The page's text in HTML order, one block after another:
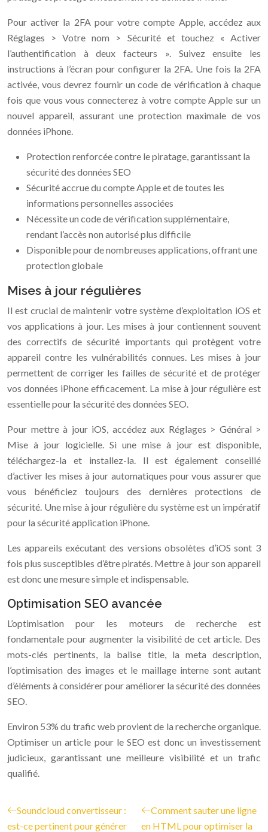
Pour activer la 2FA pour votre compte Apple, accédez aux
Réglages > Votre nom > Sécurité et touchez « Activer
l’authentification à deux facteurs ». Suivez ensuite les
instructions à l’écran pour configurer la 2FA. Une fois la 2FA
activée, vous devrez fournir un code de vérification à chaque
fois que vous vous connecterez à votre compte Apple sur un
nouvel appareil, assurant une protection maximale de vos
données iPhone.
Protection renforcée contre le piratage, garantissant la
sécurité des données SEO
Sécurité accrue du compte Apple et de toutes les
informations personnelles associées
Nécessite un code de vérification supplémentaire,
rendant l’accès non autorisé plus difficile
Disponible pour de nombreuses applications, offrant une
protection globale
Mises à jour régulières
Il est crucial de maintenir votre système d’exploitation iOS et
vos applications à jour. Les mises à jour contiennent souvent
des correctifs de sécurité importants qui protègent votre
appareil contre les vulnérabilités connues. Les mises à jour
permettent de corriger les failles de sécurité et de protéger
vos données iPhone efficacement. La mise à jour régulière est
essentielle pour la sécurité des données SEO.
Pour mettre à jour iOS, accédez aux Réglages > Général >
Mise à jour logicielle. Si une mise à jour est disponible,
téléchargez-la et installez-la. Il est également conseillé
d’activer les mises à jour automatiques pour vous assurer que
vous bénéficiez toujours des dernières protections de
sécurité. Une mise à jour régulière du système est un impératif
pour la sécurité application iPhone.
Les appareils exécutant des versions obsolètes d’iOS sont 3
fois plus susceptibles d’être piratés. Mettre à jour son appareil
est donc une mesure simple et indispensable.
Optimisation SEO avancée
L’optimisation pour les moteurs de recherche est
fondamentale pour augmenter la visibilité de cet article. Des
mots-clés pertinents, la balise title, la meta description,
l’optimisation des images et le maillage interne sont autant
d’éléments à considérer pour améliorer la sécurité des données
SEO.
Environ 53% du trafic web provient de la recherche organique.
Optimiser un article pour le SEO est donc un investissement
judicieux, garantissant une meilleure visibilité et un trafic
qualifié.
Soundcloud convertisseur :
est-ce pertinent pour générer
Comment sauter une ligne
en HTML pour optimiser la